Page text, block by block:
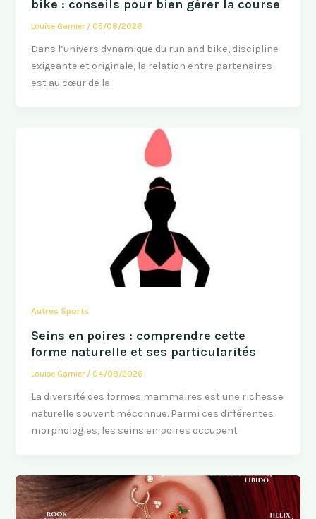
bike : conseils pour bien gérer la course
Louise Garnier /05/08/2026
Dans l’univers dynamique du run and bike, discipline
exigeante et originale, la relation entre partenaires
est au cœur de la
Autres Sports
Seins en poires : comprendre cette
forme naturelle et ses particularités
Louise Garnier /04/08/2026
La diversité des formes mammaires est une richesse
naturelle souvent méconnue. Parmi ces différentes
morphologies, les seins en poires occupent